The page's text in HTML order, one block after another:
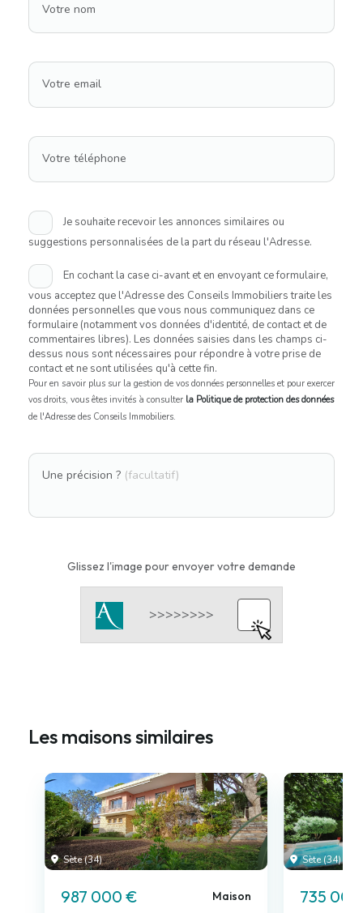
Votre nom
Votre email
Votre téléphone
Je souhaite recevoir les annonces similaires ou
suggestions personnalisées de la part du réseau l'Adresse.
En cochant la case ci-avant et en envoyant ce formulaire,
vous acceptez que l'Adresse des Conseils Immobiliers traite les
données personnelles que vous nous communiquez dans ce
formulaire (notamment vos données d'identité, de contact et de
commentaires libres). Les données saisies dans les champs ci-
dessus nous sont nécessaires pour répondre à votre prise de
contact et ne sont utilisées qu'à cette fin.
Pour en savoir plus sur la gestion de vos données personnelles et pour exercer
vos droits, vous êtes invités à consulter la Politique de protection des données
de l'Adresse des Conseils Immobiliers.
Une précision ? (facultatif)
Glissez l'image pour envoyer votre demande
Les maisons similaires
Sète (34)
987 000 € Maison
Sète (34)
735